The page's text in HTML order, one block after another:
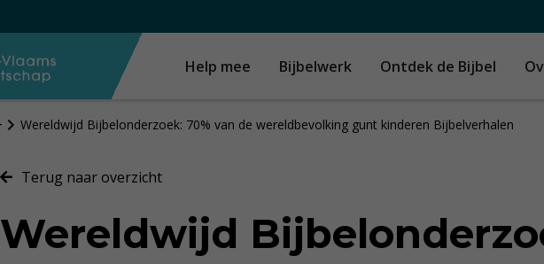
Help mee Bijbelwerk Ontdek de Bijbel
Wereldwijd Bijbelonderzoek: 70% van de wereldbevolking gunt kinderen Bijbelverhalen
Terug naar overzicht
Wereldwijd